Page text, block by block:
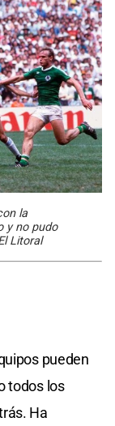
la
y no pudo
Litoral
pueden
todos los
Ha